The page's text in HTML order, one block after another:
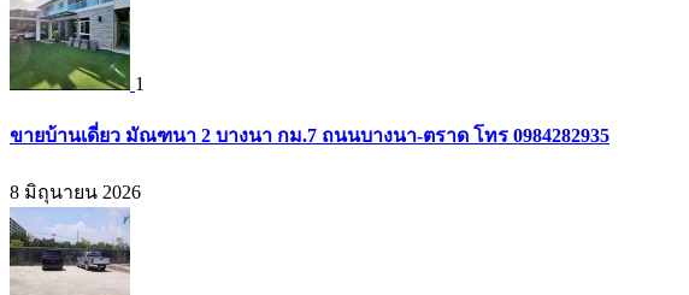
1
ขายบ้านเดี่ยว มัณฑนา 2 บางนา กม.7 ถนนบางนา-ตราด โทร 0984282935
8 มิถุนายน 2026